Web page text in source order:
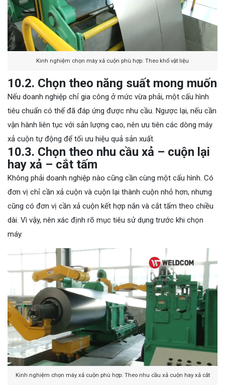
Kinh nghiệm chọn máy xả cuộn phù hợp: Theo khổ vật liệu
10.2. Chọn theo năng suất mong muốn
Nếu doanh nghiệp chỉ gia công ở mức vừa phải, một cấu hình
tiêu chuẩn có thể đã đáp ứng được nhu cầu. Ngược lại, nếu cần
vận hành liên tục với sản lượng cao, nên ưu tiên các dòng máy
xả cuộn tự động để tối ưu hiệu quả sản xuất.
10.3. Chọn theo nhu cầu xả – cuộn lại
hay xả – cắt tấm
Không phải doanh nghiệp nào cũng cần cùng một cấu hình. Có
đơn vị chỉ cần xả cuộn và cuộn lại thành cuộn nhỏ hơn, nhưng
cũng có đơn vị cần xả cuộn kết hợp nắn và cắt tấm theo chiều
dài. Vì vậy, nên xác định rõ mục tiêu sử dụng trước khi chọn
máy.
Kinh nghiệm chọn máy xả cuộn phù hợp: Theo nhu cầu xả cuộn hay xả cắt